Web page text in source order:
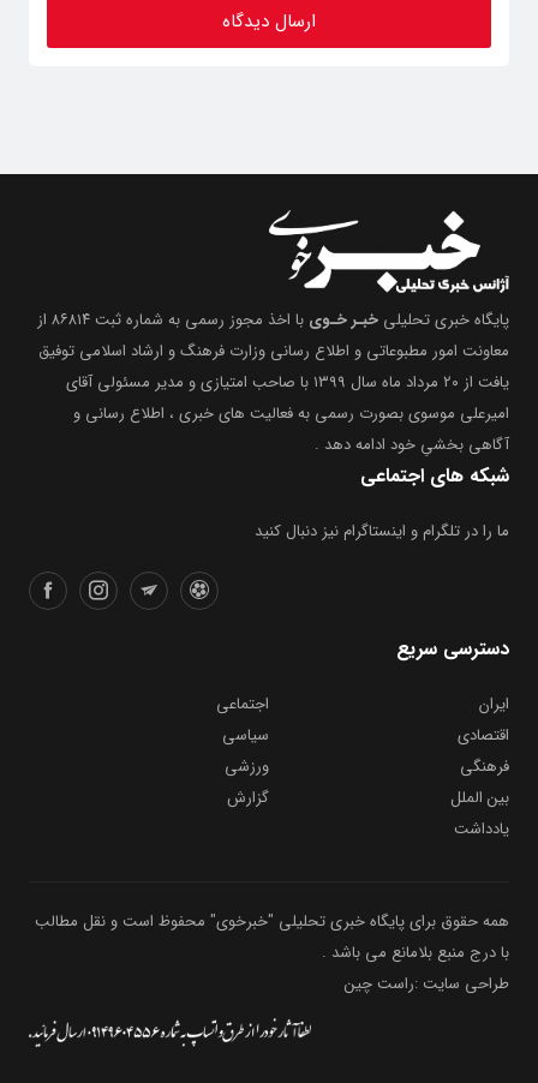
پایگاه خبری تحلیلیخبـر خـوی
معاونت امور مطبوعاتی و اطلاع رسانی وزارت فرهنگ و ارشاد اسلامی توفیق
یافت از ۲۰ مرداد ماه سال ۱۳۹۹ با صاحب امتیازی و مدیر مسئولی آقای
امیرعلی موسوی بصورت رسمی به فعالیت های خبری ، اطلاع رسانی و
آگاهی بخشیِ خود ادامه دهد .
شبکه های اجتماعی
اقتصادی
سیاسی
فرهنگی
ورزشی
بین الملل
گزارش
یادداشت
با درج منبع بلامانع می باشد .
طراحی سایت :راست چین